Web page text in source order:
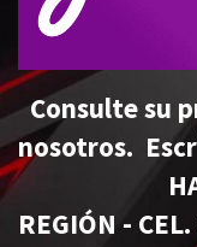
Consulte su
nosotros.
REGIÓN -